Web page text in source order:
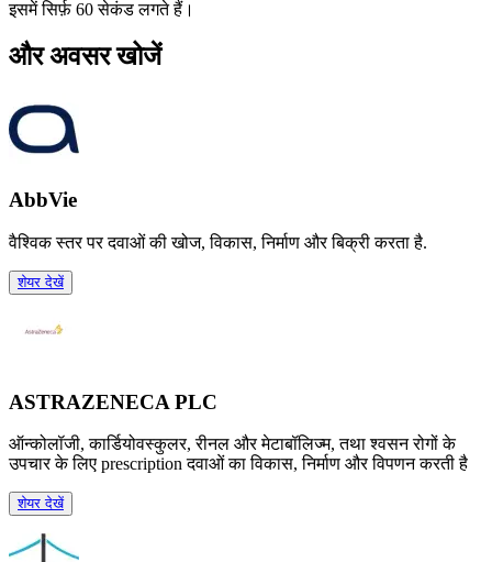
इसमें सिर्फ़ 60 सेकंड लगते हैं।
और अवसर खोजें
AbbVie
वैश्विक स्तर पर दवाओं की खोज, विकास, निर्माण और बिक्री करता है.
शेयर देखें
ASTRAZENECA PLC
ऑन्कोलॉजी, कार्डियोवस्कुलर, रीनल और मेटाबॉलिज्म, तथा श्वसन रोगों के
उपचार के लिए prescription दवाओं का विकास, निर्माण और विपणन करती है
शेयर देखें